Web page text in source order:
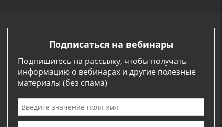
Подписаться на вебинары
Подпишитесь на рассылку, чтобы получать
информацию о вебинарах и другие полезные
материалы (без спама)